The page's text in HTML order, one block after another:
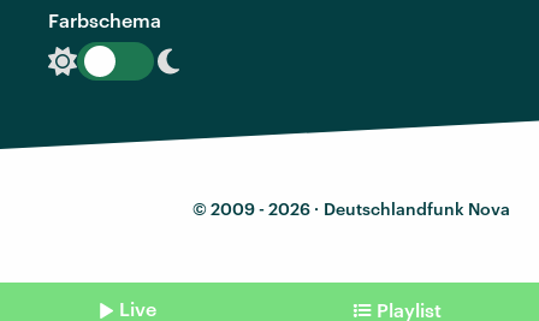
Farbschema
© 2009 - 2026 · Deutschlandfunk Nova
Live Playlist